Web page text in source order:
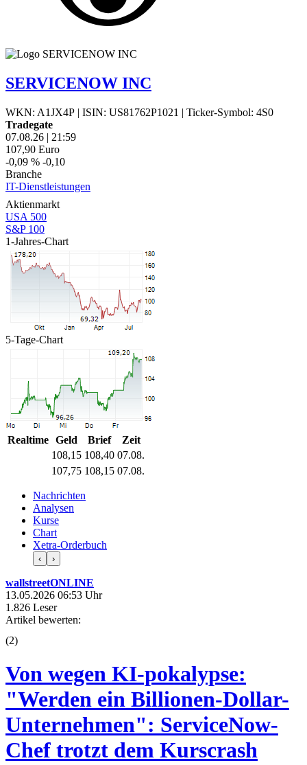
SERVICENOW INC
WKN: A1JX4P | ISIN: US81762P1021 | Ticker-Symbol: 4S0
Tradegate
07.08.26 | 21:59
107,90 Euro
-0,09 % -0,10
Branche
IT-Dienstleistungen
Aktienmarkt
USA 500
S&P 100
1-Jahres-Chart
5-Tage-Chart
Realtime Geld Brief
Zeit
108,15 108,40 07.08.
107,75 108,15 07.08.
Nachrichten
Analysen
Kurse
Chart
Xetra-Orderbuch
‹ ›
wallstreetONLINE
13.05.2026 06:53 Uhr
1.826 Leser
Artikel bewerten:
(2)
Von wegen KI-pokalypse:
"Werden ein Billionen-Dollar-
Unternehmen": ServiceNow-
Chef trotzt dem Kurscrash